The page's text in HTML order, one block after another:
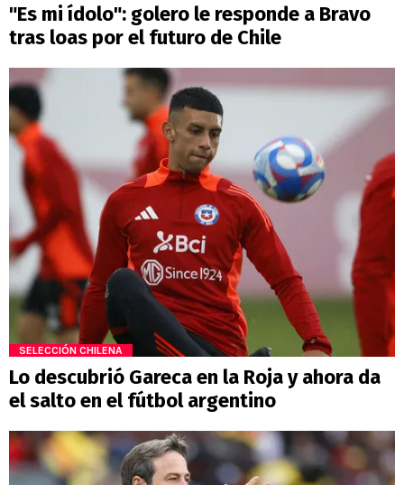
"Es mi ídolo": golero le responde a Bravo
tras loas por el futuro de Chile
SELECCIÓN CHILENA
Lo descubrió Gareca en la Roja y ahora da
el salto en el fútbol argentino